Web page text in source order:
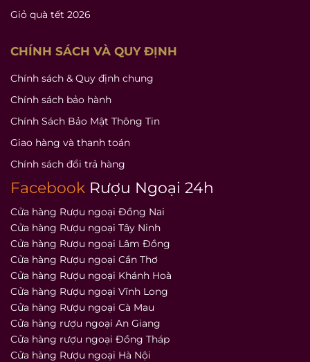
Giỏ quà tết 2026
CHÍNH SÁCH VÀ QUY ĐỊNH
Chính sách & Quy định chung
Chính sách bảo hành
Chính Sách Bảo Mật Thông Tin
Giao hàng và thanh toán
Chính sách đổi trả hàng
Facebook Rượu Ngoại 24h
Cửa hàng Rượu ngoại Đồng Nai
Cửa hàng Rượu ngoại Tây Ninh
Cửa hàng Rượu ngoại Lâm Đồng
Cửa hàng Rượu ngoại Cần Thơ
Cửa hàng Rượu ngoại Khánh Hoà
Cửa hàng Rượu ngoại Vĩnh Long
Cửa hàng Rượu ngoại Cà Mau
Cửa hàng rượu ngoại An Giang
Cửa hàng rượu ngoại Đồng Tháp
Cửa hàng Rượu ngoại Hà Nội